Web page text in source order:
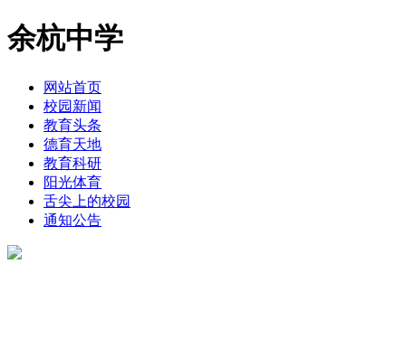
余杭中学
网站首页
校园新闻
教育头条
德育天地
教育科研
阳光体育
舌尖上的校园
通知公告